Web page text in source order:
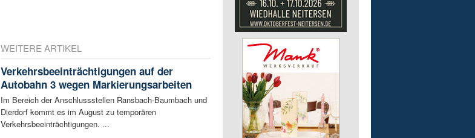
WEITERE ARTIKEL
Verkehrsbeeinträchtigungen auf der
Autobahn 3 wegen Markierungsarbeiten
Im Bereich der Anschlussstellen Ransbach-Baumbach und
Dierdorf kommt es im August zu temporären
Verkehrsbeeinträchtigungen. ...